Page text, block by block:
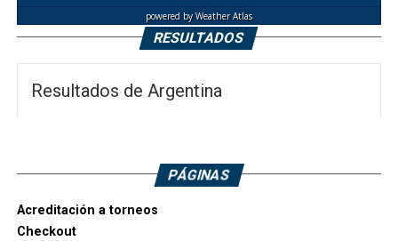
powered byWeather Atlas
RESULTADOS
Resultados de Argentina
PÁGINAS
Acreditación a torneos
Checkout